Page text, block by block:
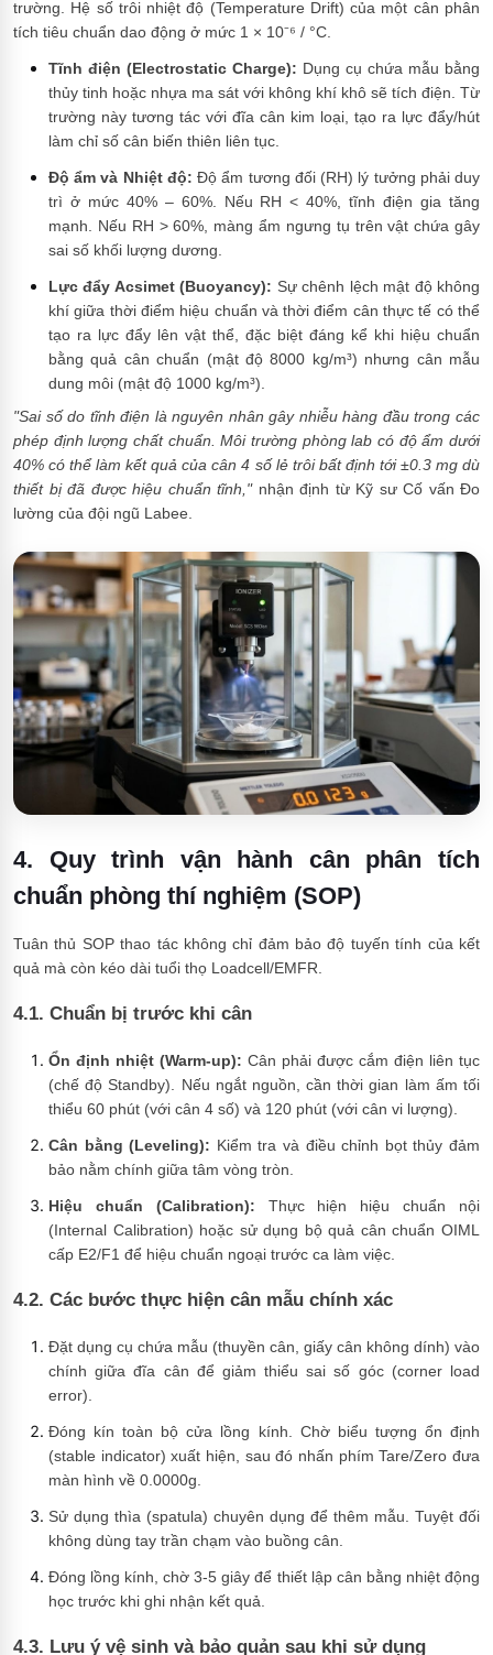
trường. Hệ số trôi nhiệt độ (Temperature Drift) của một cân phân
tích tiêu chuẩn dao động ở mức 1 × 10⁻⁶ / °C.
Tĩnh điện (Electrostatic Charge): Dụng cụ chứa mẫu bằng
thủy tinh hoặc nhựa ma sát với không khí khô sẽ tích điện. Từ
trường này tương tác với đĩa cân kim loại, tạo ra lực đẩy/hút
làm chỉ số cân biến thiên liên tục.
Độ ẩm và Nhiệt độ: Độ ẩm tương đối (RH) lý tưởng phải duy
trì ở mức 40% – 60%. Nếu RH < 40%, tĩnh điện gia tăng
mạnh. Nếu RH > 60%, màng ẩm ngưng tụ trên vật chứa gây
sai số khối lượng dương.
Lực đẩy Acsimet (Buoyancy): Sự chênh lệch mật độ không
khí giữa thời điểm hiệu chuẩn và thời điểm cân thực tế có thể
tạo ra lực đẩy lên vật thể, đặc biệt đáng kể khi hiệu chuẩn
bằng quả cân chuẩn (mật độ 8000 kg/m³) nhưng cân mẫu
dung môi (mật độ 1000 kg/m³).
"Sai số do tĩnh điện là nguyên nhân gây nhiễu hàng đầu trong các
phép định lượng chất chuẩn. Môi trường phòng lab có độ ẩm dưới
40% có thể làm kết quả của cân 4 số lẻ trôi bất định tới ±0.3 mg dù
thiết bị đã được hiệu chuẩn tĩnh,"nhận định từ Kỹ sư Cố vấn Đo
lường của đội ngũ Labee.
4. Quy trình vận hành cân phân tích
chuẩn phòng thí nghiệm (SOP)
Tuân thủ SOP thao tác không chỉ đảm bảo độ tuyến tính của kết
quả mà còn kéo dài tuổi thọ Loadcell/EMFR.
4.1. Chuẩn bị trước khi cân
Ổn định nhiệt (Warm-up): Cân phải được cắm điện liên tục
(chế độ Standby). Nếu ngắt nguồn, cần thời gian làm ấm tối
thiểu 60 phút (với cân 4 số) và 120 phút (với cân vi lượng).
Cân bằng (Leveling): Kiểm tra và điều chỉnh bọt thủy đảm
bảo nằm chính giữa tâm vòng tròn.
Hiệu chuẩn (Calibration): Thực hiện hiệu chuẩn nội
(Internal Calibration) hoặc sử dụng bộ quả cân chuẩn OIML
cấp E2/F1 để hiệu chuẩn ngoại trước ca làm việc.
4.2. Các bước thực hiện cân mẫu chính xác
Đặt dụng cụ chứa mẫu (thuyền cân, giấy cân không dính) vào
chính giữa đĩa cân để giảm thiểu sai số góc (corner load
error).
Đóng kín toàn bộ cửa lồng kính. Chờ biểu tượng ổn định
(stable indicator) xuất hiện, sau đó nhấn phímTare/Zero đưa
màn hình về 0.0000g.
Sử dụng thìa (spatula) chuyên dụng để thêm mẫu. Tuyệt đối
không dùng tay trần chạm vào buồng cân.
Đóng lồng kính, chờ 3-5 giây để thiết lập cân bằng nhiệt động
học trước khi ghi nhận kết quả.
4.3. Lưu ý vệ sinh và bảo quản sau khi sử dụng